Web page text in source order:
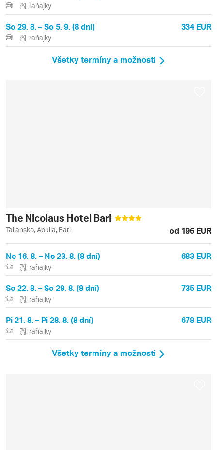
raňajky
So 29. 8. – So 5. 9. (8 dní) 334 EUR
raňajky
Všetky termíny a možnosti
The Nicolaus Hotel Bari
Taliansko, Apulia, Bari od 196 EUR
Ne 16. 8. – Ne 23. 8. (8 dní) 683 EUR
raňajky
So 22. 8. – So 29. 8. (8 dní) 735 EUR
raňajky
Pi 21. 8. – Pi 28. 8. (8 dní) 678 EUR
raňajky
Všetky termíny a možnosti